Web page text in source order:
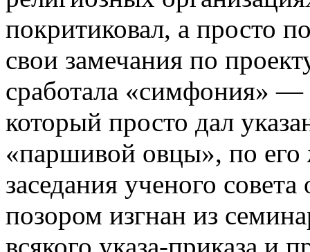
покритиковал, а просто
свои замечания по
сработала «симфония» —
который просто дал
«паршивой овцы», по
заседания ученого
позором изгнан из
всякого указа-приказа и